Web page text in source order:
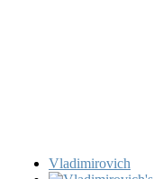
Vladimirovich